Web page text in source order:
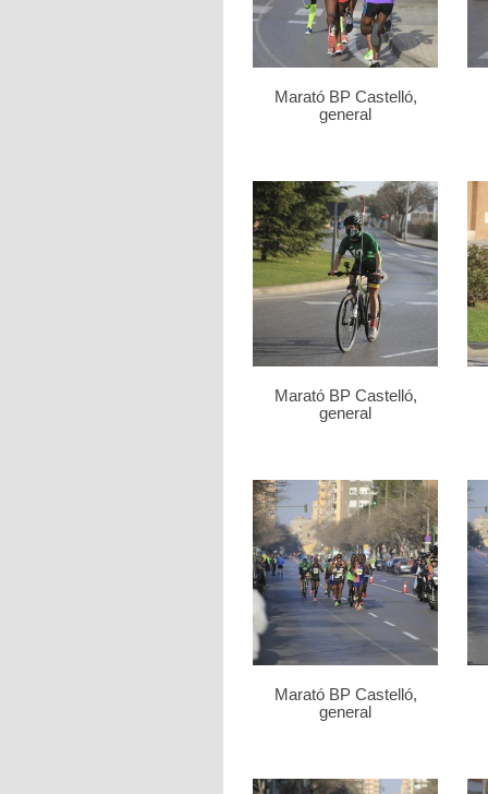
Marató BP Castelló,
general
Marató BP Castelló,
general
Marató BP Castelló,
general